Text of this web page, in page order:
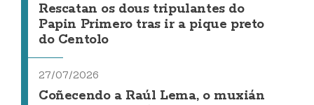
Rescatan os dous tripulantes do
Papin Primero tras ir a pique preto
do Centolo
27/07/2026
Coñecendo a Raúl Lema, o muxián